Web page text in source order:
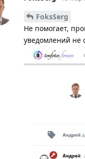
FoksSerg
Не помогает,
уведомлений не